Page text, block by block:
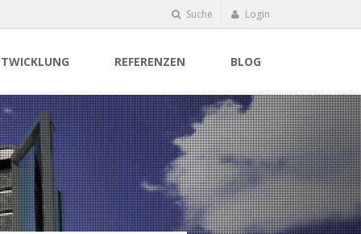
Suche Login
REFERENZEN BLOG